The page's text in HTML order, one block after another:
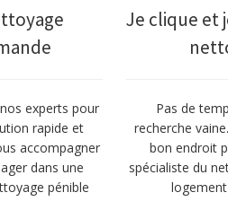
experts pour
rapide et
accompagner
dans une
pénible
Je clique et
Pas de
recherche
bon endroit
spécialiste du